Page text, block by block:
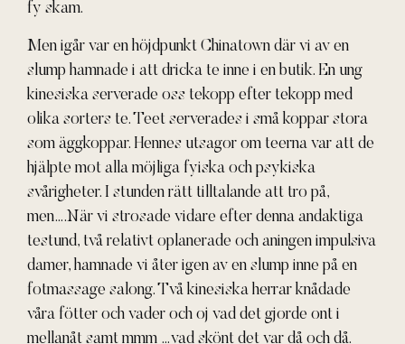
fy skam.
Men igår var en höjdpunkt Chinatown där vi av en
slump hamnade i att dricka te inne i en butik. En ung
kinesiska serverade oss tekopp efter tekopp med
olika sorters te. Teet serverades i små koppar stora
som äggkoppar. Hennes utsagor om teerna var att de
hjälpte mot alla möjliga fyiska och psykiska
svårigheter. I stunden rätt tilltalande att tro på,
men….När vi strosade vidare efter denna andaktiga
testund, två relativt oplanerade och aningen impulsiva
damer, hamnade vi åter igen av en slump inne på en
fotmassage salong. Två kinesiska herrar knådade
våra fötter och vader och oj vad det gjorde ont i
mellanåt samt mmm …vad skönt det var då och då.